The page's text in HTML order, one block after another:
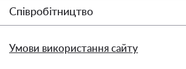
Співробітництво
Умови використання сайту